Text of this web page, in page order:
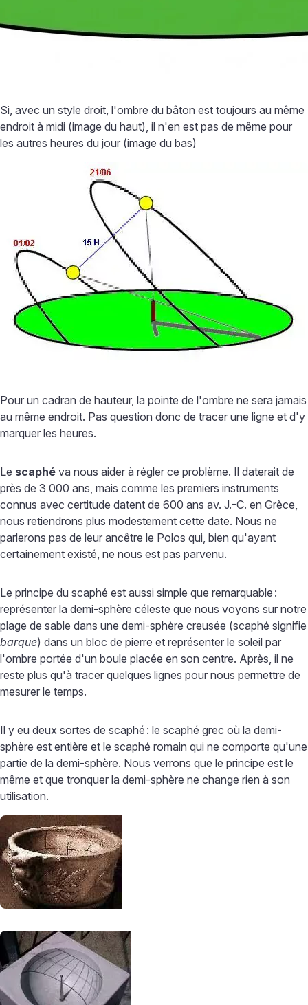
Si, avec un style droit, l'ombre du bâton est toujours au même
endroit à midi (image du haut), il n'en est pas de même pour
les autres heures du jour (image du bas)
Pour un cadran de hauteur, la pointe de l'ombre ne sera jamais
au même endroit. Pas question donc de tracer une ligne et d'y
marquer les heures.
Le scaphé va nous aider à régler ce problème. Il daterait de
près de 3 000 ans, mais comme les premiers instruments
connus avec certitude datent de 600 ans av. J.-C. en Grèce,
nous retiendrons plus modestement cette date. Nous ne
parlerons pas de leur ancêtre le Polos qui, bien qu'ayant
certainement existé, ne nous est pas parvenu.
Le principe du scaphé est aussi simple que remarquable :
représenter la demi-sphère céleste que nous voyons sur notre
plage de sable dans une demi-sphère creusée (scaphé signifie
barque) dans un bloc de pierre et représenter le soleil par
l'ombre portée d'un boule placée en son centre. Après, il ne
reste plus qu'à tracer quelques lignes pour nous permettre de
mesurer le temps.
Il y eu deux sortes de scaphé : le scaphé grec où la demi-
sphère est entière et le scaphé romain qui ne comporte qu'une
partie de la demi-sphère. Nous verrons que le principe est le
même et que tronquer la demi-sphère ne change rien à son
utilisation.